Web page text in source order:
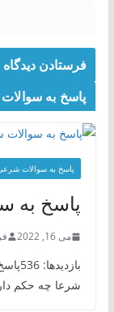
پاسخ به
پاسخ به سوالات
پاسخ به
می 16, 2022
شرعا چه حکم